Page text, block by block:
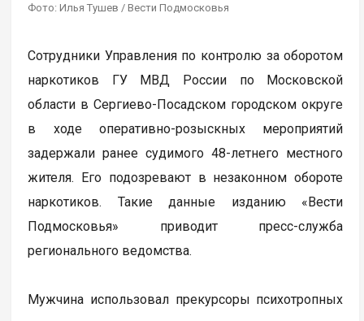
Фото: Илья Тушев / Вести Подмосковья
Сотрудники Управления по контролю за оборотом
наркотиков ГУ МВД России по Московской
области в Сергиево-Посадском городском округе
в ходе оперативно-розыскных мероприятий
задержали ранее судимого 48-летнего местного
жителя. Его подозревают в незаконном обороте
наркотиков. Такие данные изданию «Вести
Подмосковья» приводит пресс-служба
регионального ведомства.
Мужчина использовал прекурсоры психотропных